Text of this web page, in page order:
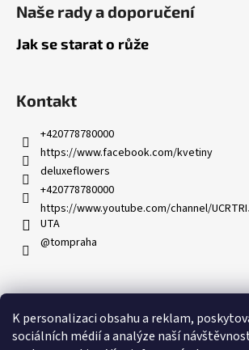
K personalizaci obsahu a reklam,
sociálních médií a analýze naší
Naše rady a doporučení
Jak se starat o růže
Kontakt
+420778780000
https://www.facebook.com/kvetiny
deluxeflowers
+420778780000
https://www.youtube.com/channel/
UTA
@tompraha
Partnerský program